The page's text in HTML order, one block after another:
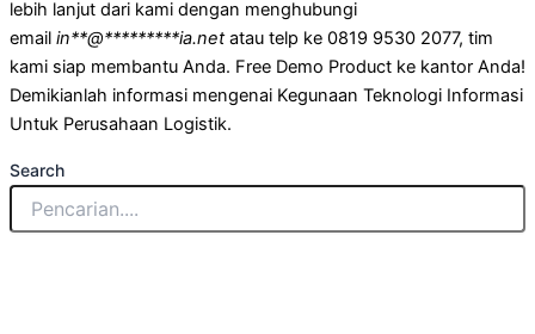
lebih lanjut dari kami dengan menghubungi
email in**@*********ia.net atau telp ke 0819 9530 2077, tim
kami siap membantu Anda. Free Demo Product ke kantor Anda!
Demikianlah informasi mengenai Kegunaan Teknologi Informasi
Untuk Perusahaan Logistik.
Search